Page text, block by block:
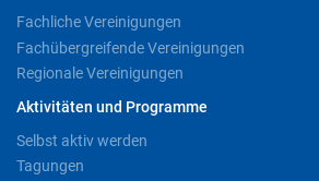
Fachliche Vereinigungen
Fachübergreifende Vereinigungen
Regionale Vereinigungen
Aktivitäten und Programme
Selbst aktiv werden
Tagungen